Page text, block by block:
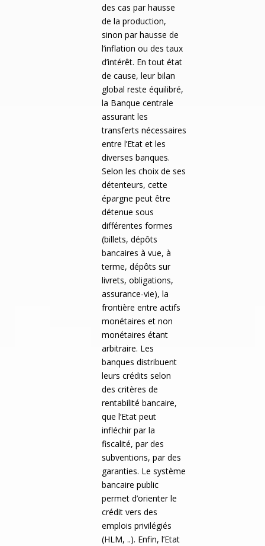
des cas par hausse
de la production,
sinon par hausse de
l’inflation ou des taux
d’intérêt. En tout état
de cause, leur bilan
global reste équilibré,
la Banque centrale
assurant les
transferts nécessaires
entre l’Etat et les
diverses banques.
Selon les choix de ses
détenteurs, cette
épargne peut être
détenue sous
différentes formes
(billets, dépôts
bancaires à vue, à
terme, dépôts sur
livrets, obligations,
assurance-vie), la
frontière entre actifs
monétaires et non
monétaires étant
arbitraire. Les
banques distribuent
leurs crédits selon
des critères de
rentabilité bancaire,
que l’Etat peut
infléchir par la
fiscalité, par des
subventions, par des
garanties. Le système
bancaire public
permet d’orienter le
crédit vers des
emplois privilégiés
(HLM, ..). Enfin, l’Etat